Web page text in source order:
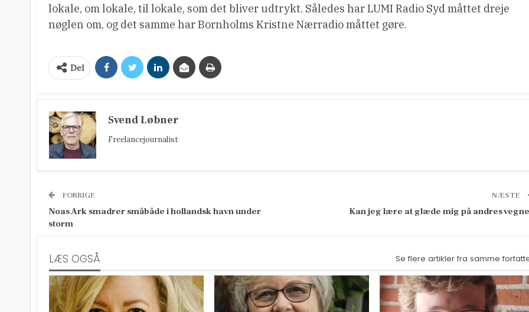
lokale, om lokale, til lokale, som det bliver udtrykt. Således har LUMI Radio Syd måttet dreje
nøglen om, og det samme har Bornholms Kristne Nærradio måttet gøre.
Del
Svend Løbner
Freelancejournalist
FORRIGE
Noas Ark smadrer småbåde i hollandsk havn under
storm
NÆSTE
Kan jeg lære at glæde mig på andres
LÆS OGSÅ Se flere artikler fra samme